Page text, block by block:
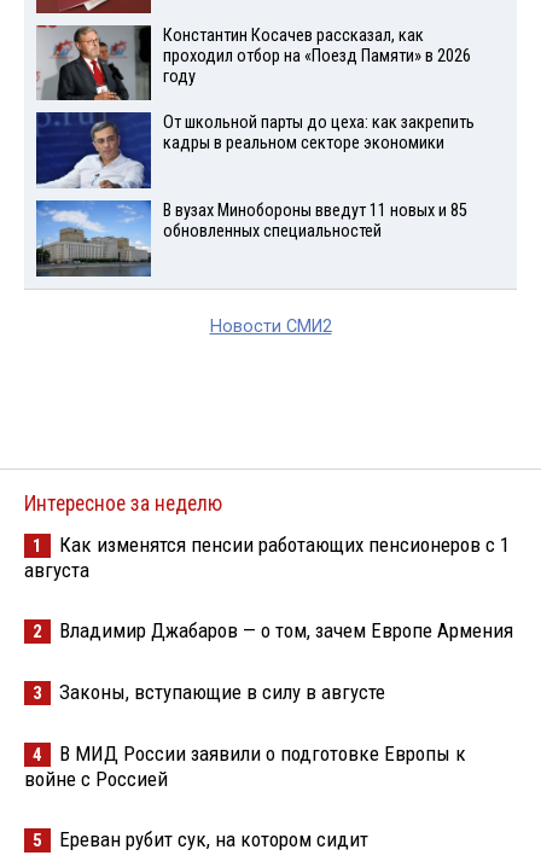
Константин Косачев рассказал, как
проходил отбор на «Поезд Памяти» в 2026
году
От школьной парты до цеха: как закрепить
кадры в реальном секторе экономики
В вузах Минобороны введут 11 новых и 85
обновленных специальностей
Новости СМИ2
Интересное за неделю
1
Как изменятся пенсии работающих пенсионеров с 1
августа
2 Владимир Джабаров — о том, зачем Европе Армения
3 Законы, вступающие в силу в августе
4
В МИД России заявили о подготовке Европы к
войне с Россией
5 Ереван рубит сук, на котором сидит